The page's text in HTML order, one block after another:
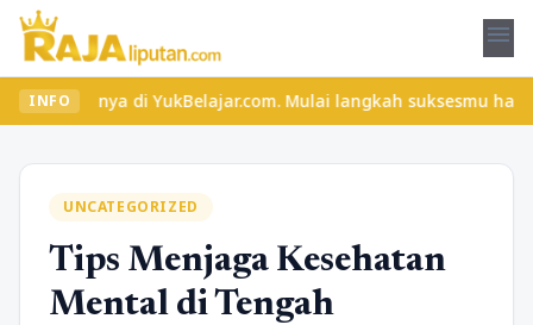
menu
INFO
di YukBelajar.com. Mulai langkah suksesmu hari ini! •
UNCATEGORIZED
Tips Menjaga Kesehatan
Mental di Tengah